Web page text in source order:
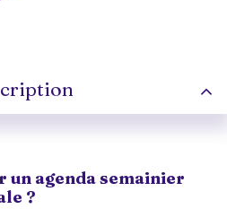
agenda semainier
?